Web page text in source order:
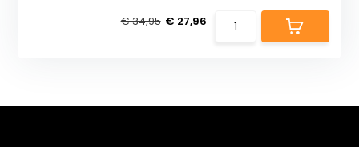
€ 34,95 € 27,96